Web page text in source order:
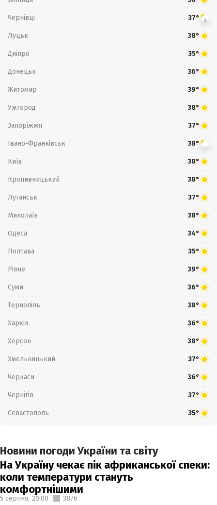
Чернівці 37°
Луцьк 38°
Дніпро 35°
Донецьк 36°
Житомир 39°
Ужгород 38°
Запоріжжя 37°
Івано-Франківськ 38°
Київ 38°
Кропивницький 38°
Луганськ 37°
Миколаїв 38°
Одеса 34°
Полтава 35°
Рівне 39°
Суми 36°
Тернопіль 38°
Харків 36°
Херсон 38°
Хмельницький 37°
Черкаси 36°
Чернігів 37°
Севастополь 35°
Новини погоди України та світу
На Україну чекає пік африканської спеки:
коли температури стануть
комфортнішими
5 серпня, 20:00 3876